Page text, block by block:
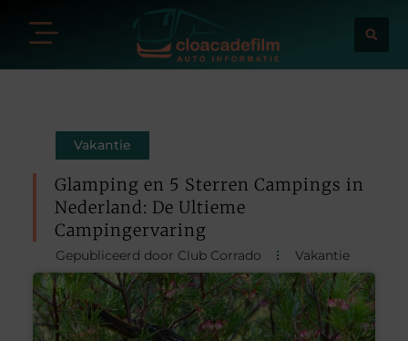
Vakantie
Glamping en 5 Sterren Campings in
Nederland: De Ultieme
Campingervaring
Gepubliceerd door Club Corrado Vakantie